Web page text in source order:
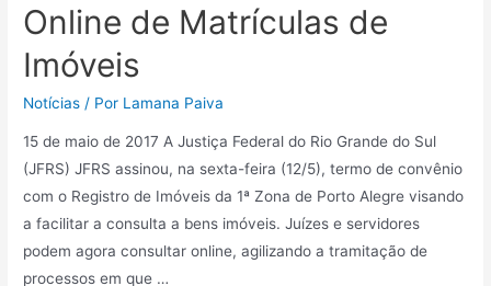
Online de Matrículas de
Imóveis
Notícias / Por Lamana Paiva
15 de maio de 2017 A Justiça Federal do Rio Grande do Sul
(JFRS) JFRS assinou, na sexta-feira (12/5), termo de convênio
com o Registro de Imóveis da 1ª Zona de Porto Alegre visando
a facilitar a consulta a bens imóveis. Juízes e servidores
podem agora consultar online, agilizando a tramitação de
processos em que …